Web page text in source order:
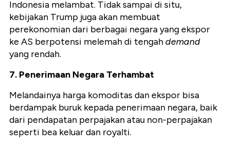
Indonesia melambat. Tidak sampai di situ,
kebijakan Trump juga akan membuat
perekonomian dari berbagai negara yang ekspor
ke AS berpotensi melemah di tengahdemand
yang rendah.
7. Penerimaan Negara Terhambat
Melandainya harga komoditas dan ekspor bisa
berdampak buruk kepada penerimaan negara, baik
dari pendapatan perpajakan atau non-perpajakan
seperti bea keluar dan royalti.